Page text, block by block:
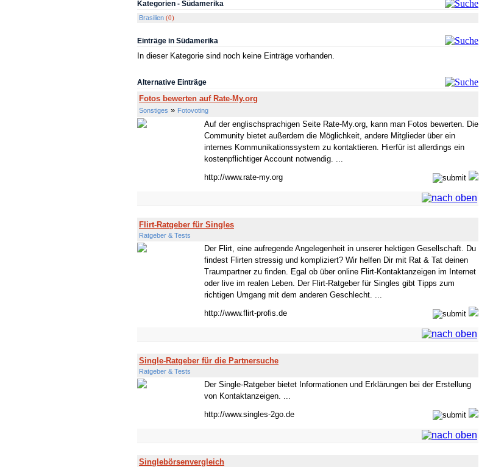
Kategorien - Südamerika
Brasilien (0)
Einträge in Südamerika
In dieser Kategorie sind noch keine Einträge vorhanden.
Alternative Einträge
Fotos bewerten auf Rate-My.org
Sonstiges » Fotovoting
Auf der englischsprachigen Seite Rate-My.org, kann man Fotos bewerten. Die
Community bietet außerdem die Möglichkeit, andere Mitglieder über ein
internes Kommunikationssystem zu kontaktieren. Hierfür ist allerdings ein
kostenpflichtiger Account notwendig. ...
http://www.rate-my.org
Flirt-Ratgeber für Singles
Ratgeber & Tests
Der Flirt, eine aufregende Angelegenheit in unserer hektigen Gesellschaft. Du
findest Flirten stressig und kompliziert? Wir helfen Dir mit Rat & Tat deinen
Traumpartner zu finden. Egal ob über online Flirt-Kontaktanzeigen im Internet
oder live im realen Leben. Der Flirt-Ratgeber für Singles gibt Tipps zum
richtigen Umgang mit dem anderen Geschlecht. ...
http://www.flirt-profis.de
Single-Ratgeber für die Partnersuche
Ratgeber & Tests
Der Single-Ratgeber bietet Informationen und Erklärungen bei der Erstellung
von Kontaktanzeigen. ...
http://www.singles-2go.de
Singlebörsenvergleich